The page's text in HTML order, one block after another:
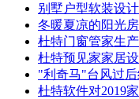
别墅户型软装设
冬暖夏凉的阳光
杜特门窗管家生
杜特预见家家居
"利奇马"台风过
杜特软件对2019